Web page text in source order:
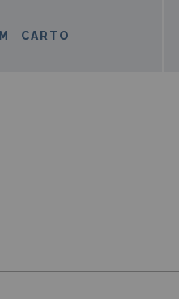
CARTO